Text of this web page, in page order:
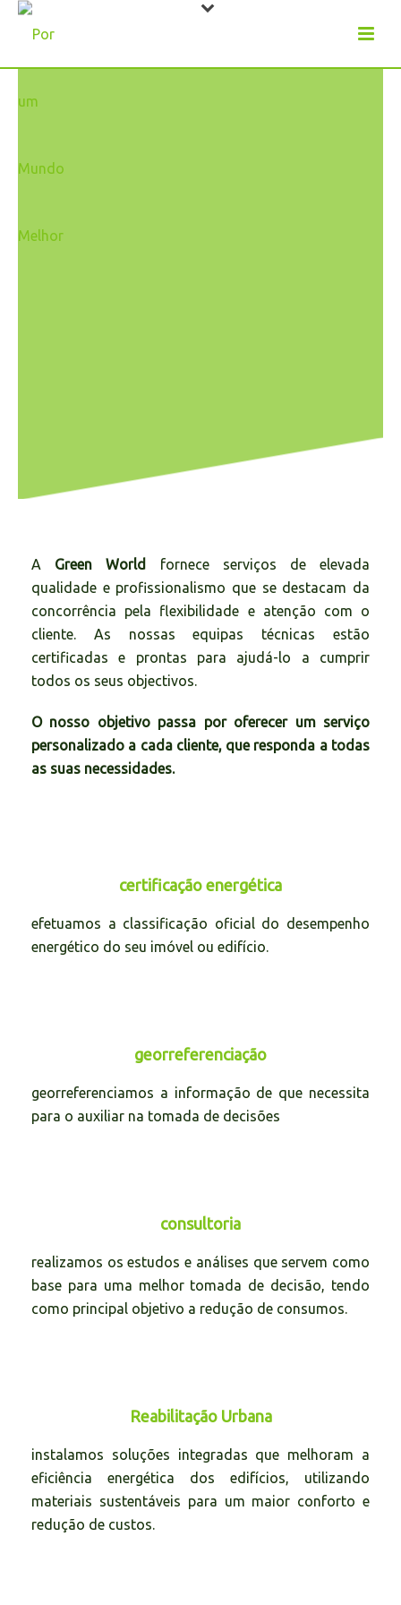
A Green World
fornece serviços de elevada
qualidade e profissionalismo que se destacam da
concorrência pela flexibilidade e atenção com o
cliente. As nossas equipas técnicas estão
certificadas e prontas para ajudá-lo a cumprir
todos os seus objectivos.
O nosso objetivo passa por oferecer um serviço
personalizado a cada cliente, que responda a todas
as suas necessidades.
certificação energética
efetuamos a classificação oficial do desempenho
energético do seu imóvel ou edifício.
georreferenciação
georreferenciamos a informação de que necessita
para o auxiliar na tomada de decisões
consultoria
realizamos os estudos e análises que servem como
base para uma melhor tomada de decisão, tendo
como principal objetivo a redução de consumos.
Reabilitação Urbana
instalamos soluções integradas que melhoram a
eficiência energética dos edifícios, utilizando
materiais sustentáveis para um maior conforto e
redução de custos.